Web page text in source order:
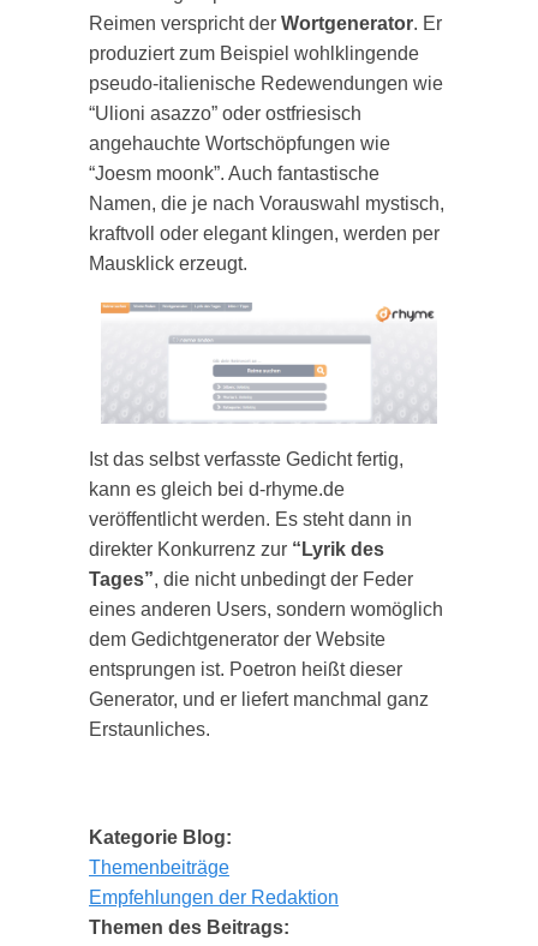
Reimen verspricht der Wortgenerator. Er
produziert zum Beispiel wohlklingende
pseudo-italienische Redewendungen wie
“Ulioni asazzo” oder ostfriesisch
angehauchte Wortschöpfungen wie
“Joesm moonk”. Auch fantastische
Namen, die je nach Vorauswahl mystisch,
kraftvoll oder elegant klingen, werden per
Mausklick erzeugt.
Ist das selbst verfasste Gedicht fertig,
kann es gleich bei d-rhyme.de
veröffentlicht werden. Es steht dann in
direkter Konkurrenz zur “Lyrik des
Tages”, die nicht unbedingt der Feder
eines anderen Users, sondern womöglich
dem Gedichtgenerator der Website
entsprungen ist. Poetron heißt dieser
Generator, und er liefert manchmal ganz
Erstaunliches.
Kategorie Blog:
Themenbeiträge
Empfehlungen der Redaktion
Themen des Beitrags: